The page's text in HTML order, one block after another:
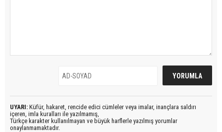
UYARI: Küfür, hakaret, rencide edici cümleler veya imalar, inançlara saldırı
içeren, imla kuralları ile yazılmamış,
Türkçe karakter kullanılmayan ve büyük harflerle yazılmış yorumlar
onaylanmamaktadır.